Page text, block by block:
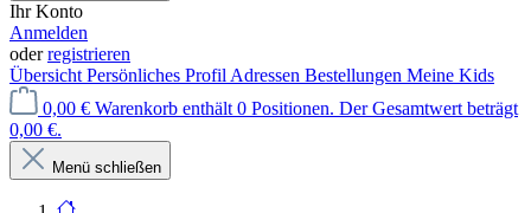
Ihr Konto
Anmelden
oderregistrieren
Übersicht Persönliches Profil Adressen Bestellungen Meine Kids
0,00 € Warenkorb enthält 0 Positionen. Der Gesamtwert beträgt
0,00 €.
Menü schließen